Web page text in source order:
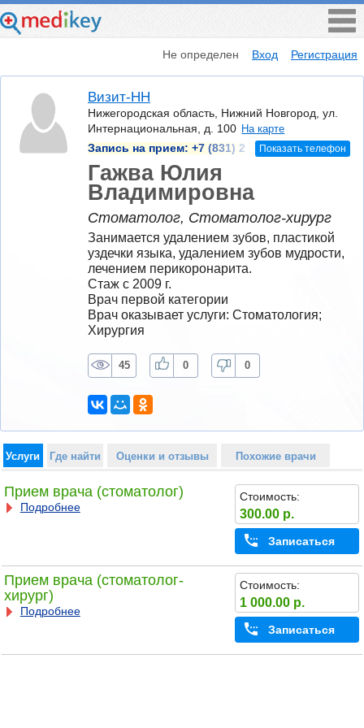
Не определен Вход Регистрация
Визит-НН
Нижегородская область, Нижний Новгород, ул.
Интернациональная, д. 100 На карте
Запись на прием: +7 (831) 2 Показать телефон
Гажва Юлия
Владимировна
Стоматолог, Стоматолог-хирург
Занимается удалением зубов, пластикой
уздечки языка, удалением зубов мудрости,
лечением перикоронарита.
Стаж с 2009 г.
Врач первой категории
Врач оказывает услуги: Стоматология;
Хирургия
45 0 0
Услуги Где найти Оценки и отзывы Похожие врачи
Прием врача (стоматолог)
Подробнее
Стоимость:
300.00 р.
Записаться
Прием врача (стоматолог-
хирург)
Подробнее
Стоимость:
1 000.00 р.
Записаться